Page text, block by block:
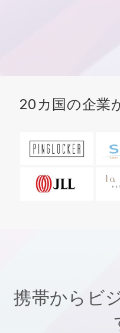
20カ国の企業
携帯からビ